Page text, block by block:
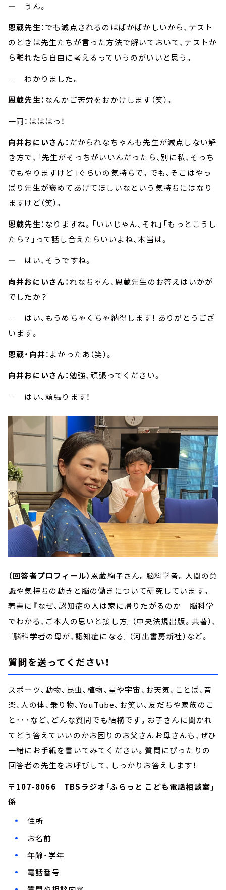
― うん。
恩蔵先生：でも減点されるのはばかばかしいから、テスト
のときは先生たちが言った方法で解いておいて、テストか
ら離れたら自由に考えるっていうのがいいと思う。
― わかりました。
恩蔵先生： なんかご苦労をおかけします（笑）。
一同：はははっ！
向井おにいさん： だかられなちゃんも先生が減点しない解
き方で、「先生がそっちがいいんだったら、別に私、そっち
でもやりますけど」ぐらいの気持ちで。でも、そこはやっ
ぱり先生が褒めてあげてほしいなという気持ちにはなり
ますけど（笑）。
恩蔵先生： なりますね。「いいじゃん、それ」「もっとこうし
たら？」って話し合えたらいいよね、本当は。
― はい、そうですね。
向井おにいさん：れなちゃん、恩蔵先生のお答えはいかが
でしたか？
― はい、もうめちゃくちゃ納得します！ ありがとうござ
います。
恩蔵・向井：よかったあ（笑）。
向井おにいさん：勉強、頑張ってください。
― はい、頑張ります！
（回答者プロフィール） 恩蔵絢子さん。脳科学者。人間の意
識や気持ちの動きと脳の働きについて研究しています。
著書に『なぜ、認知症の人は家に帰りたがるのか 脳科学
でわかる、ご本人の思いと接し方』（中央法規出版。共著）、
『脳科学者の母が、認知症になる』（河出書房新社）など。
質問を送ってください！
スポーツ、動物、昆虫、植物、星や宇宙、お天気、ことば、音
楽、人の体、乗り物、YouTube、お笑い、友だちや家族のこ
と･･･など、どんな質問でも結構です。お子さんに聞かれ
てどう答えていいのかお困りのお父さんお母さんも、ぜひ
一緒にお手紙を書いてみてください。質問にぴったりの
回答者の先生をお呼びして、しっかりお答えします！
〒107-8066 TBSラジオ「ふらっと こども電話相談室」
係
住所
お名前
年齢・学年
電話番号